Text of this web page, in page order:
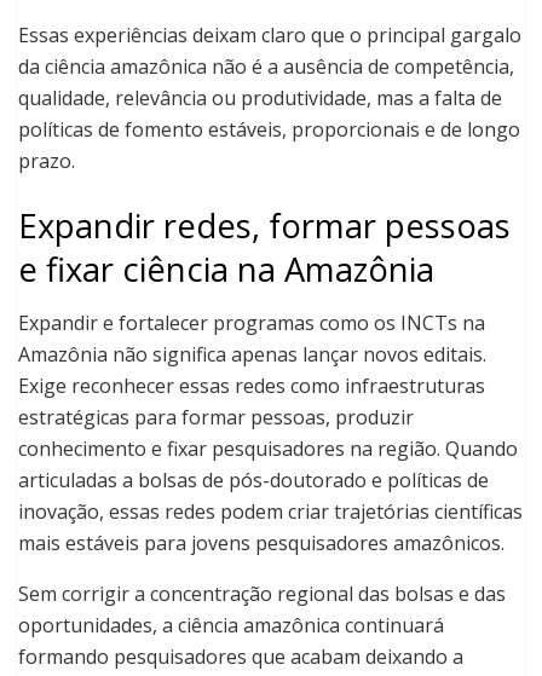
Essas experiências deixam claro que o principal gargalo
da ciência amazônica não é a ausência de competência,
qualidade, relevância ou produtividade, mas a falta de
políticas de fomento estáveis, proporcionais e de longo
prazo.
Expandir redes, formar pessoas
e fixar ciência na Amazônia
Expandir e fortalecer programas como os INCTs na
Amazônia não significa apenas lançar novos editais.
Exige reconhecer essas redes como infraestruturas
estratégicas para formar pessoas, produzir
conhecimento e fixar pesquisadores na região. Quando
articuladas a bolsas de pós-doutorado e políticas de
inovação, essas redes podem criar trajetórias científicas
mais estáveis para jovens pesquisadores amazônicos.
Sem corrigir a concentração regional das bolsas e das
oportunidades, a ciência amazônica continuará
formando pesquisadores que acabam deixando a